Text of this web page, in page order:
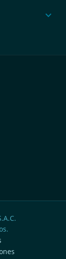
expand_more